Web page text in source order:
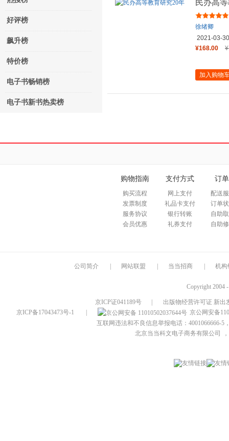
好评榜
飙升榜
特价榜
电子书畅销榜
电子书新书热卖榜
民办高
徐绪卿
2021-03-30
¥168.00
加入购物
购物指南
购买流程
发票制度
服务协议
会员优惠
支付方式
网上支付
礼品卡支付
银行转账
礼券支付
订
配送
订单
自助
自助
公司简介 网站联盟 当当招商 机构
Copyright 2004
京ICP证041189号
出版物经营许可证 新出
京ICP备17043473号-1
京公网安备
互联网违法和不良信息举报电话：4001066666-5
北京当当科文电子商务有限公司